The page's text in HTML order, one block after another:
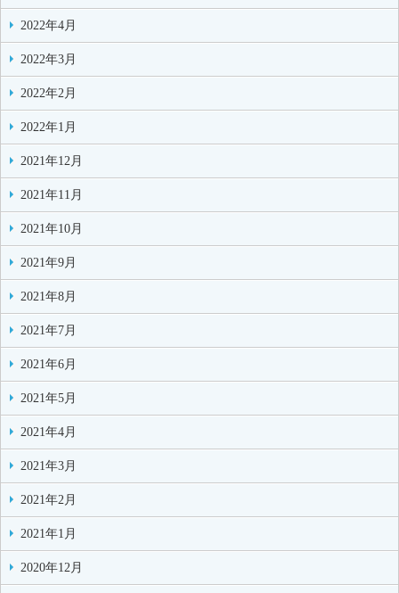
2022年4月
2022年3月
2022年2月
2022年1月
2021年12月
2021年11月
2021年10月
2021年9月
2021年8月
2021年7月
2021年6月
2021年5月
2021年4月
2021年3月
2021年2月
2021年1月
2020年12月